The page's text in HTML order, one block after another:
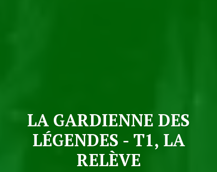
LA GARDIENNE DES
LÉGENDES - T1, LA
RELÈVE